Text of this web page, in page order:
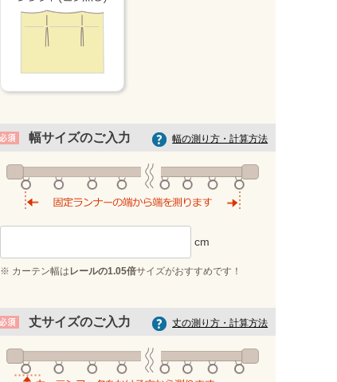
幅サイズのご入力 幅の測り方・計算方法
※ カーテン幅は レールの1.05倍サイズがおすすめです！
丈サイズのご入力 丈の測り方・計算方法